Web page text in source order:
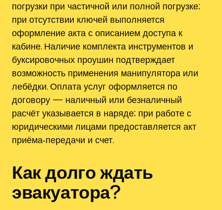
погрузки при частичной или полной погрузке;
при отсутствии ключей выполняется
оформление акта с описанием доступа к
кабине. Наличие комплекта инструментов и
буксировочных проушин подтверждает
возможность применения манипулятора или
лебёдки. Оплата услуг оформляется по
договору — наличный или безналичный
расчёт указывается в наряде; при работе с
юридическими лицами предоставляется акт
приёма‑передачи и счет.
Как долго ждать
эвакуатора?